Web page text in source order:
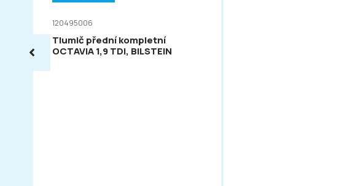
120495006
Tlumič přední kompletní
OCTAVIA 1,9 TDI, BILSTEIN